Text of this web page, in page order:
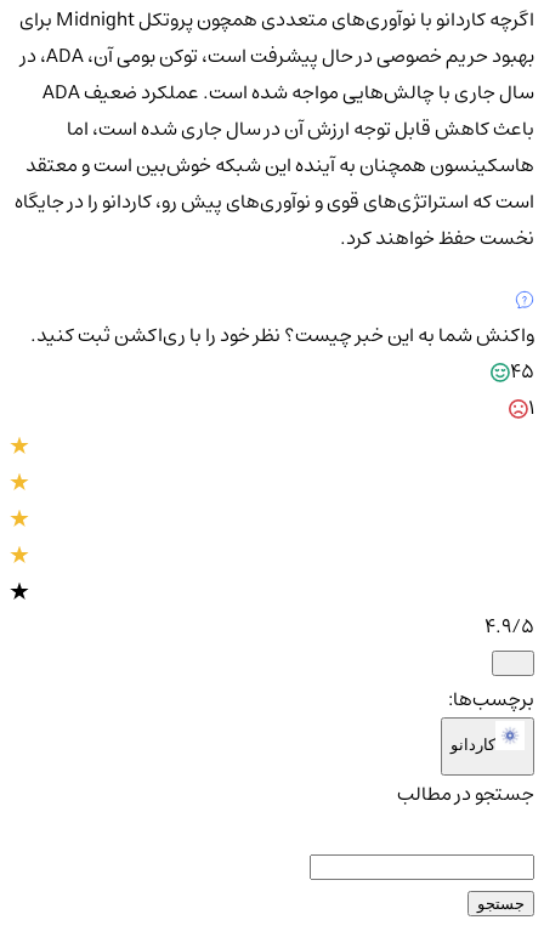
اگرچه کاردانو با نوآوری‌های متعددی همچون پروتکل Midnight برای
بهبود حریم خصوصی در حال پیشرفت است، توکن بومی آن، ADA، در
سال جاری با چالش‌هایی مواجه شده است. عملکرد ضعیف ADA
باعث کاهش قابل توجه ارزش آن در سال جاری شده است، اما
هاسکینسون همچنان به آینده این شبکه خوش‌بین است و معتقد
است که استراتژی‌های قوی و نوآوری‌های پیش رو، کاردانو را در جایگاه
نخست حفظ خواهند کرد.
واکنش شما به این خبر چیست؟نظر خود را با ری‌اکشن ثبت کنید.
45
4.9/5
برچسب‌ها:
کاردانو
جستجو در مطالب
جستجو